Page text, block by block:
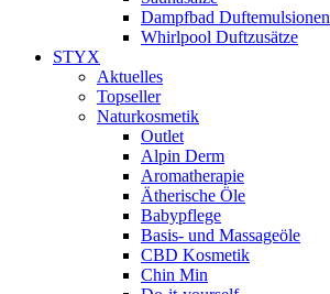
Dampfbad Duftemulsionen
Whirlpool Duftzusätze
STYX
Aktuelles
Topseller
Naturkosmetik
Outlet
Alpin Derm
Aromatherapie
Ätherische Öle
Babypflege
Basis- und Massageöle
CBD Kosmetik
Chin Min